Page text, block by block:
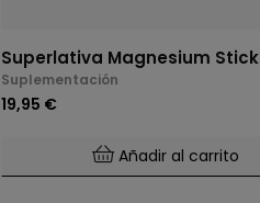
Superlativa Magnesium Stick
Suplementación
19,95 €
Añadir al carrito